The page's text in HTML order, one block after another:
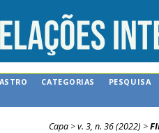
CATEGORIAS
PESQUISA
Capa >v. 3, n. 36 (2022) >